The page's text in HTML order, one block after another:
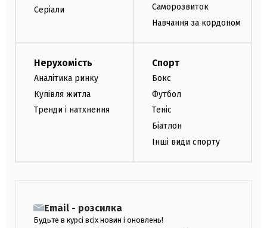
Серіали
Саморозвиток
Навчання за кордоном
Нерухомість
Аналітика ринку
Купівля житла
Тренди і натхнення
Спорт
Бокс
Футбол
Теніс
Біатлон
Інші види спорту
Email - розсилка
Будьте в курсі всіх новин і оновлень!